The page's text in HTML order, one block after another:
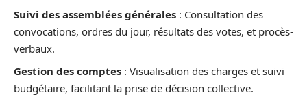
Suivi des assemblées générales : Consultation des
convocations, ordres du jour, résultats des votes, et procès-
verbaux.
Gestion des comptes : Visualisation des charges et suivi
budgétaire, facilitant la prise de décision collective.